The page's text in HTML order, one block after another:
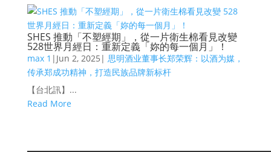
SHES 推動「不塑經期」，從一片衛生棉看見改變
528世界月經日：重新定義「妳的每一個月」！
max 1 | Jun 2, 2025 | 思明酒业董事长郑荣辉：以酒为媒，
传承郑成功精神，打造民族品牌新标杆
【台北訊】...
Read More